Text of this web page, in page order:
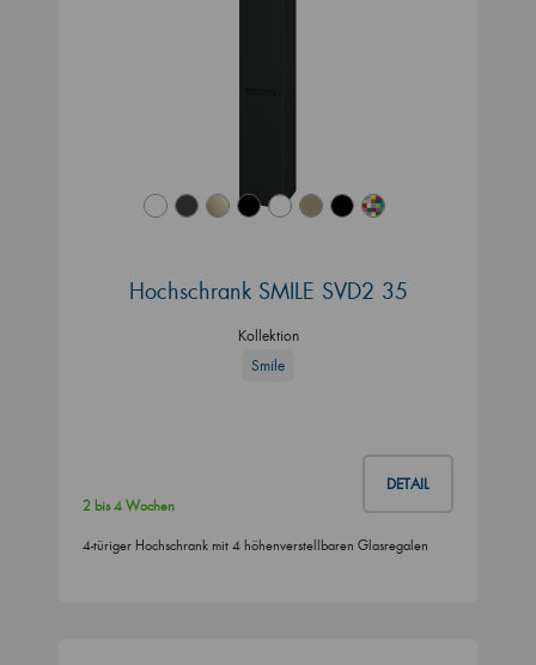
Hochschrank SMILE SVD2 35
Kollektion
Smile
DETAIL
2 bis 4 Wochen
4-türiger Hochschrank mit 4 höhenverstellbaren Glasregalen